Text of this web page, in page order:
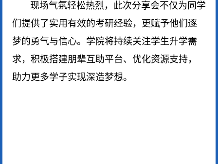
现场气氛轻松热烈，此次分享会不仅为同学
们提供了实用有效的考研经验，更赋予他们逐
梦的勇气与信心。学院将持续关注学生升学需
求，积极搭建朋辈互助平台、优化资源支持，
助力更多学子实现深造梦想。